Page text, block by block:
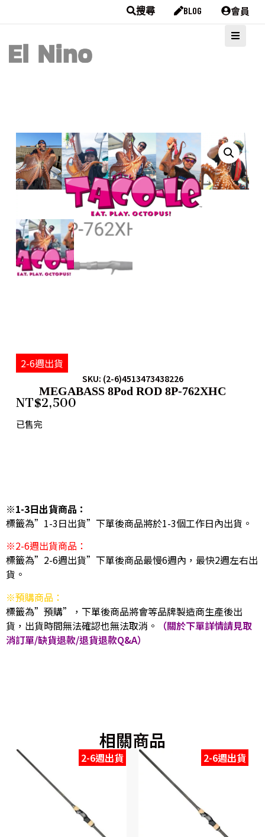
搜尋 BLOG 會員
2-6週出貨
SKU: (2-6)4513473438226
MEGABASS 8Pod ROD 8P-762XHC
NT$2,500
已售完
※1-3日出貨商品：
標籤為”1-3日出貨”下單後商品將於1-3個工作日內出貨。
※2-6週出貨商品：
標籤為”2-6週出貨”下單後商品最慢6週內，最快2週左右出
貨。
※預購商品：
標籤為”預購”，下單後商品將會等品牌製造商生產後出
貨，出貨時間無法確認也無法取消。
（關於下單詳情請見取
消訂單/缺貨退款/退貨退款Q&A）
相關商品
2-6週出貨 2-6週出貨